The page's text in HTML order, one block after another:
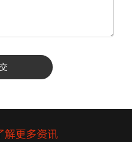
解更多资讯